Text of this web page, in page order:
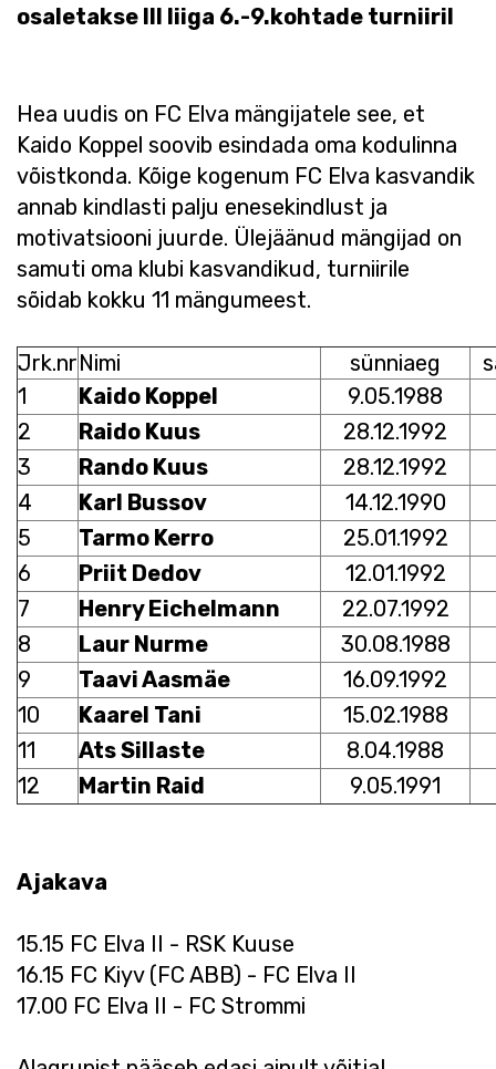
osaletakse III liiga 6.-9.kohtade turniiril
Hea uudis on FC Elva mängijatele see, et
Kaido Koppel soovib esindada oma kodulinna
võistkonda. Kõige kogenum FC Elva kasvandik
annab kindlasti palju enesekindlust ja
motivatsiooni juurde. Ülejäänud mängijad on
samuti oma klubi kasvandikud, turniirile
sõidab kokku 11 mängumeest.
Jrk.nrNimi sünniaeg
1
Kaido Koppel
9.05.1988
2
Raido Kuus
28.12.1992
3
Rando Kuus
28.12.1992
4
Karl Bussov
14.12.1990
5
Tarmo Kerro
25.01.1992
6
Priit Dedov
12.01.1992
7
Henry Eichelmann
22.07.1992
8
Laur Nurme
30.08.1988
9
Taavi Aasmäe
16.09.1992
10
Kaarel Tani
15.02.1988
11
Ats Sillaste
8.04.1988
12
Martin Raid 9.05.1991
Ajakava
15.15 FC Elva II - RSK Kuuse
16.15 FC Kiyv (FC ABB) - FC Elva II
17.00 FC Elva II - FC Strommi